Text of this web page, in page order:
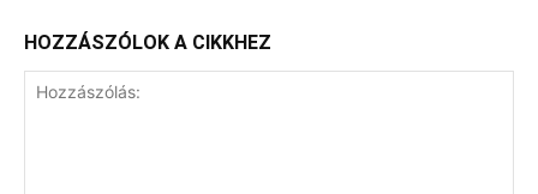
HOZZÁSZÓLOK A CIKKHEZ